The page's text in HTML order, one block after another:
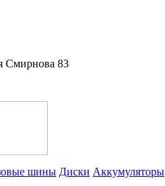
Смирнова 83
шины Диски Аккумуляторы